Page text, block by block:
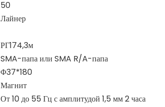
50
Лайнер
РГ174,3м
SMA-папа или SMA R/A-папа
Φ37*180
Магнит
От 10 до 55 Гц с амплитудой 1,5 мм 2 часа